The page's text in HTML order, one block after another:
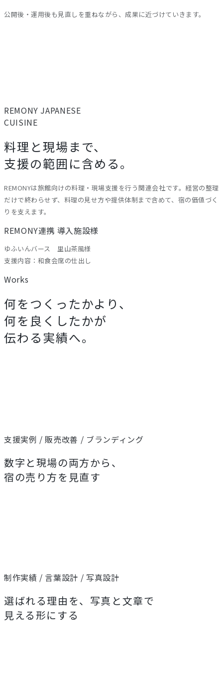
公開後・運用後も見直しを重ねながら、成果に近づけていきます。
REMONY JAPANESE
CUISINE
料理と現場まで、
支援の範囲に含める。
REMONYは旅館向けの料理・現場支援を行う関連会社です。経営の整理
だけで終わらせず、料理の見せ方や提供体制まで含めて、宿の価値づく
りを支えます。
REMONY連携 導入施設様
ゆふいんバース 里山茶風様
支援内容：和食会席の仕出し
Works
何をつくったかより、
何を良くしたかが
伝わる実績へ。
支援実例 / 販売改善 / ブランディング
数字と現場の両方から、
宿の売り方を見直す
制作実績 / 言葉設計 / 写真設計
選ばれる理由を、写真と文章で
見える形にする